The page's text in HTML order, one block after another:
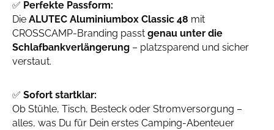
✅ Perfekte Passform:
Die ALUTEC Aluminiumbox Classic 48 mit
CROSSCAMP-Branding passt genau unter die
Schlafbankverlängerung – platzsparend und sicher
verstaut.
✅ Sofort startklar:
Ob Stühle, Tisch, Besteck oder Stromversorgung –
alles, was Du für Dein erstes Camping-Abenteuer